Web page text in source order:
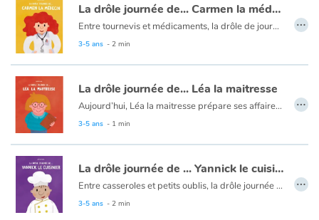
La drôle journée de... Carmen la médecin
Entre tournevis et médicaments, la drôle de journée de Carmen est un album plein d'humour qui fera rire les petits et grands médecins !
3-5 ans - 2 min
…
La drôle journée de... Léa la maitresse
Aujourd’hui, Léa la maitresse prépare ses affaires pour aller en classe mais est-ce bien nécessaire ?
3-5 ans - 1 min
…
La drôle journée de ... Yannick le cuisinier
Entre casseroles et petits oublis, la drôle journée de Yannick est un album plein d'humour qui fera rire les petits et grands cuisiniers !
3-5 ans - 2 min
…